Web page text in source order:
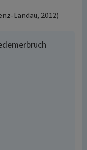
Landau, 2012)